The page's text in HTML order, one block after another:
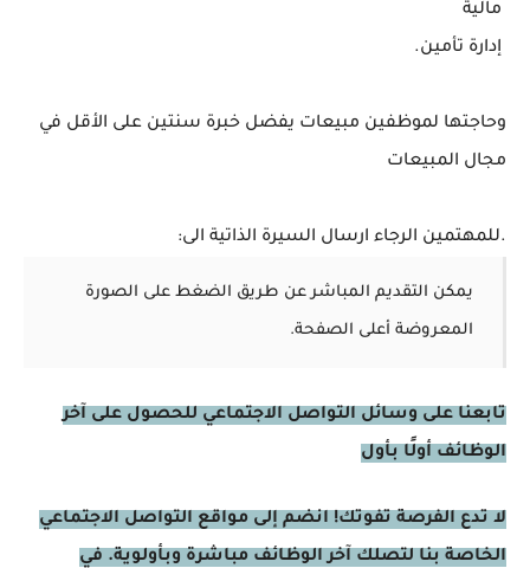
مالية
إدارة تأمين.
وحاجتها لموظفين مبيعات يفضل خبرة سنتين على الأقل في
مجال المبيعات
.للمهتمين الرجاء ارسال السيرة الذاتية الى:
يمكن التقديم المباشر عن طريق الضغط على الصورة
المعروضة أعلى الصفحة.
تابعنا على وسائل التواصل الاجتماعي للحصول على آخر
الوظائف أولًا بأول
لا تدع الفرصة تفوتك! انضم إلى مواقع التواصل الاجتماعي
الخاصة بنا لتصلك آخر الوظائف مباشرة وبأولوية. في